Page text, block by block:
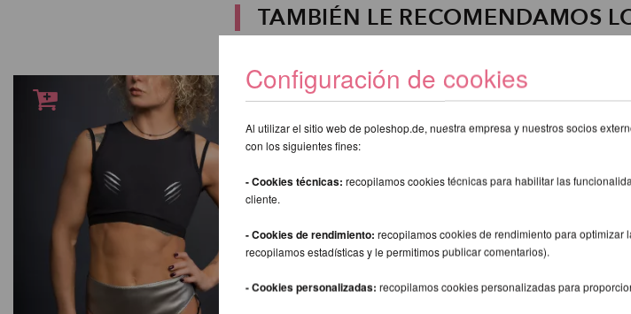
TAMBIÉN LE RECOMENDAMOS
Configuración de cookies
Al utilizar el sitio web de poleshop.de, nuestra empresa y nuestros socios
con los siguientes fines:
- Cookies técnicas: recopilamos cookies técnicas para habilitar las
cliente.
- Cookies de rendimiento: recopilamos cookies de rendimiento para optimizar
recopilamos estadísticas y le permitimos publicar comentarios).
- Cookies personalizadas: recopilamos cookies personalizadas para